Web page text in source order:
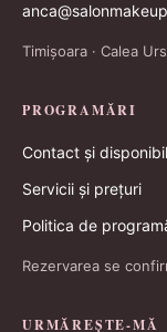
Timișoara · Calea
PROGRAMĂRI
Contact și
Servicii și prețuri
Politica de
Rezervarea se
URMĂREȘTE-MĂ